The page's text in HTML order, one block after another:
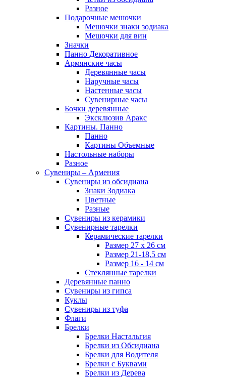
Разное
Подарочные мешочки
Мешочки знаки зодиака
Мешочки для вин
Значки
Панно Декоративное
Армянские часы
Деревянные часы
Наручные часы
Настенные часы
Сувенирные часы
Бочки деревянные
Эксклюзив Аракс
Картины. Панно
Панно
Картины Объемные
Настольные наборы
Разное
Сувениры – Армения
Сувениры из обсидиана
Знаки Зодиака
Цветные
Разные
Сувениры из керамики
Сувенирные тарелки
Керамические тарелки
Размер 27 х 26 см
Размер 21-18,5 см
Размер 16 - 14 см
Стеклянные тарелки
Деревянные панно
Сувениры из гипса
Куклы
Сувениры из туфа
Флаги
Брелки
Брелки Настальгия
Брелки из Обсидиана
Брелки для Водителя
Брелки с Буквами
Брелки из Дерева